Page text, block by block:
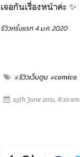
เจอกันเรื่องหน้าค่ะ ✨
รีวิวครั้งแรก 4 ม.ค. 2020
#รีวิวเว็บตูน #comico
25th June 2021, 8:10 am